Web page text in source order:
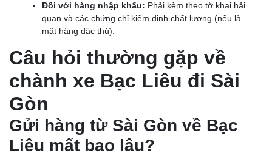
Đối với hàng nhập khẩu: Phải kèm theo tờ khai hải
quan và các chứng chỉ kiểm định chất lượng (nếu là
mặt hàng đặc thù).
Câu hỏi thường gặp về
chành xe Bạc Liêu đi Sài
Gòn
Gửi hàng từ Sài Gòn về Bạc
Liêu mất bao lâu?